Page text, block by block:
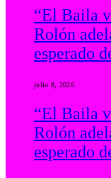
“El Baila
Rolón
esperado
julio 8, 2026
“El Baila
Rolón
esperado